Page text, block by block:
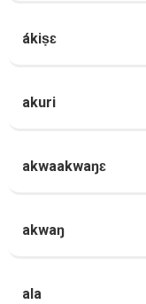
ákiṣɛ
akuri
akwaakwaŋɛ
akwaŋ
ala